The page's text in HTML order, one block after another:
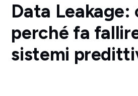
Data Leakage:
perché fa
sistemi